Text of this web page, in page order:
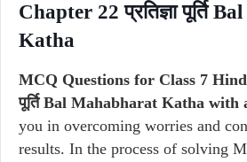
Chapter 22 प्रतिज्ञा पूर्ति
Katha
MCQ Questions for Class 7 Hindi
पूर्ति Bal Mahabharat Katha with
you in overcoming worries and
results. In the process of solving